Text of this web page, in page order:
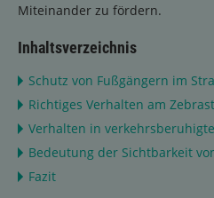
Miteinander zu fördern.
Inhaltsverzeichnis
Schutz von Fußgängern im
Richtiges Verhalten am
Verhalten in
Bedeutung der Sichtbarkeit
Fazit